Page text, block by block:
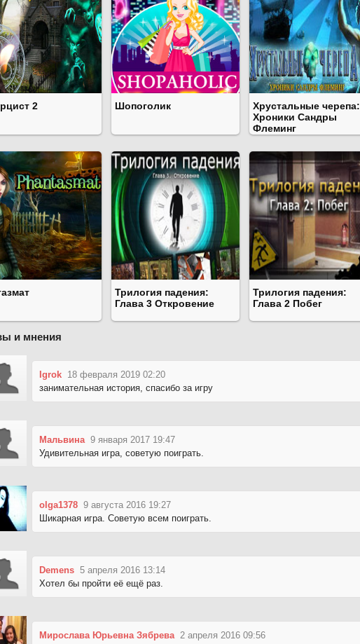
2 Шопоголик
Хрустальные черепа:
Хроники Сандры
Флеминг
Трилогия падения:
Глава 3 Откровение
Трилогия падения:
Глава 2 Побег
и мнения
Igrok 18 февраля 2019 02:20
занимательная история, спасибо за игру
Мальвина 9 января 2017 19:47
Удивительная игра, советую поиграть.
olga1378 9 августа 2016 19:27
Шикарная игра. Советую всем поиграть.
Demens 5 апреля 2016 13:14
Хотел бы пройти её ещё раз.
Мирослава Юрьевна Зябрева 2 апреля 2016 09:56